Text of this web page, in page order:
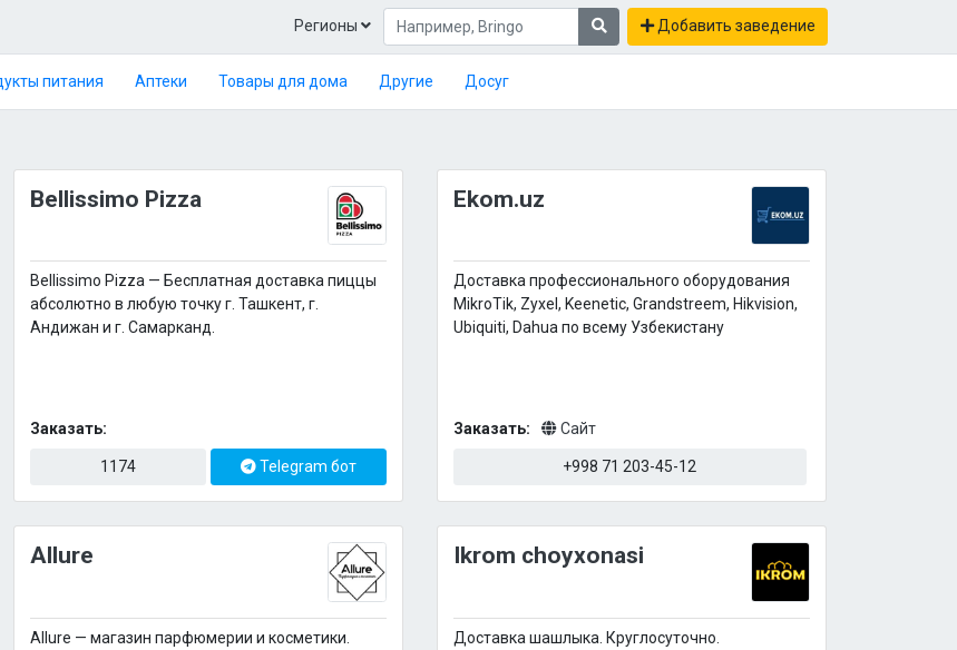
Регионы Добавить заведение
питания Аптеки Товары для дома Другие Досуг
Bellissimo Pizza
Bellissimo Pizza — Бесплатная доставка пиццы
абсолютно в любую точку г. Ташкент, г.
Андижан и г. Самарканд.
Заказать:
1174 Telegram бот
Ekom.uz
Доставка профессионального оборудования
MikroTik, Zyxel, Keenetic, Grandstreem, Hikvision,
Ubiquiti, Dahua по всему Узбекистану
Заказать: Сайт
+998 71 203-45-12
Allure
Allure — магазин парфюмерии и косметики.
Ikrom choyxonasi
Доставка шашлыка. Круглосуточно.